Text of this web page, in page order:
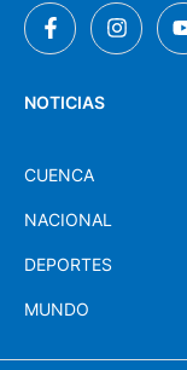
NOTICIAS
CUENCA
NACIONAL
DEPORTES
MUNDO